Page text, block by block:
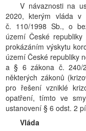
V návaznosti na
2020, kterým vláda
č. 110/1998 Sb., o
území České
prokázáním výskytu
území České republiky
a § 6 zákona č. 240/
některých zákonů
pro řešení vzniklé
opatření, tímto ve
ustanovení § 6 odst. 2
Vláda